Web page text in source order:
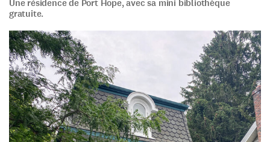
Une résidence de Port Hope, avec sa mini bibliothèque
gratuite.